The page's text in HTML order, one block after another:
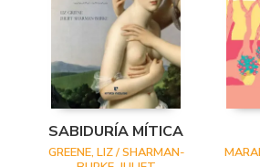
SABIDURÍA MÍTICA
GREENE, LIZ / SHARMAN-